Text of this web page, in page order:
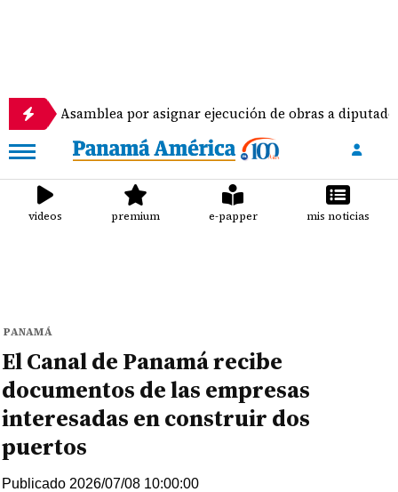
por asignar ejecución de obras a diputados
videos premium e-papper mis noticias
PANAMÁ
El Canal de Panamá recibe
documentos de las empresas
interesadas en construir dos
puertos
Publicado 2026/07/08 10:00:00